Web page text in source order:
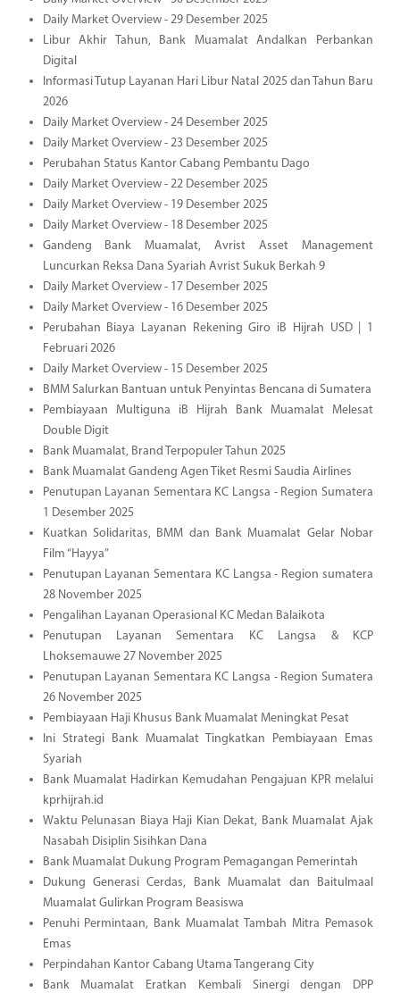
Daily Market Overview - 29 Desember 2025
Libur Akhir Tahun, Bank Muamalat Andalkan Perbankan
Digital
Informasi Tutup Layanan Hari Libur Natal 2025 dan Tahun Baru
2026
Daily Market Overview - 24 Desember 2025
Daily Market Overview - 23 Desember 2025
Perubahan Status Kantor Cabang Pembantu Dago
Daily Market Overview - 22 Desember 2025
Daily Market Overview - 19 Desember 2025
Daily Market Overview - 18 Desember 2025
Gandeng Bank Muamalat, Avrist Asset Management
Luncurkan Reksa Dana Syariah Avrist Sukuk Berkah 9
Daily Market Overview - 17 Desember 2025
Daily Market Overview - 16 Desember 2025
Perubahan Biaya Layanan Rekening Giro iB Hijrah USD | 1
Februari 2026
Daily Market Overview - 15 Desember 2025
BMM Salurkan Bantuan untuk Penyintas Bencana di Sumatera
Pembiayaan Multiguna iB Hijrah Bank Muamalat Melesat
Double Digit
Bank Muamalat, Brand Terpopuler Tahun 2025
Bank Muamalat Gandeng Agen Tiket Resmi Saudia Airlines
Penutupan Layanan Sementara KC Langsa - Region Sumatera
1 Desember 2025
Kuatkan Solidaritas, BMM dan Bank Muamalat Gelar Nobar
Film “Hayya”
Penutupan Layanan Sementara KC Langsa - Region sumatera
28 November 2025
Pengalihan Layanan Operasional KC Medan Balaikota
Penutupan Layanan Sementara KC Langsa & KCP
Lhoksemauwe 27 November 2025
Penutupan Layanan Sementara KC Langsa - Region Sumatera
26 November 2025
Pembiayaan Haji Khusus Bank Muamalat Meningkat Pesat
Ini Strategi Bank Muamalat Tingkatkan Pembiayaan Emas
Syariah
Bank Muamalat Hadirkan Kemudahan Pengajuan KPR melalui
kprhijrah.id
Waktu Pelunasan Biaya Haji Kian Dekat, Bank Muamalat Ajak
Nasabah Disiplin Sisihkan Dana
Bank Muamalat Dukung Program Pemagangan Pemerintah
Dukung Generasi Cerdas, Bank Muamalat dan Baitulmaal
Muamalat Gulirkan Program Beasiswa
Penuhi Permintaan, Bank Muamalat Tambah Mitra Pemasok
Emas
Perpindahan Kantor Cabang Utama Tangerang City
Bank Muamalat Eratkan Kembali Sinergi dengan DPP